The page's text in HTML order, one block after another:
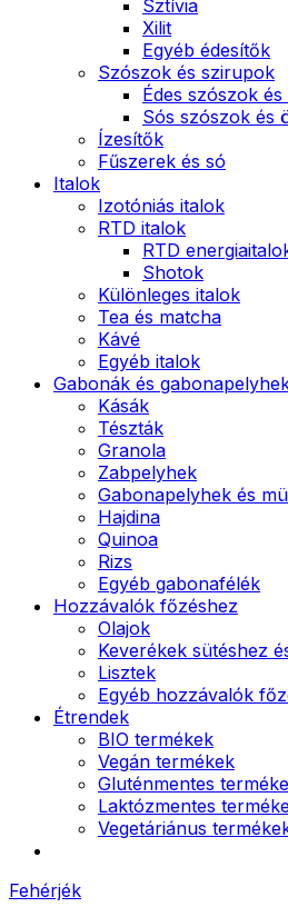
Sztívia
Xilit
Egyéb édesítők
Szószok és szirupok
Édes szószok
Sós szószok és
Ízesítők
Fűszerek és só
Italok
Izotóniás italok
RTD italok
RTD
Shotok
Különleges italok
Tea és matcha
Kávé
Egyéb italok
Gabonák és
Kásák
Tészták
Granola
Zabpelyhek
Gabonapelyhek és
Hajdina
Quinoa
Rizs
Egyéb gabonafélék
Hozzávalók főzéshez
Olajok
Keverékek sütéshez
Lisztek
Egyéb hozzávalók
Étrendek
BIO termékek
Vegán termékek
Gluténmentes
Laktózmentes
Vegetáriánus
Fehérjék